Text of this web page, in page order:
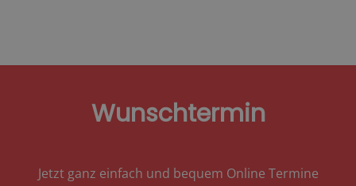
Wunschtermin
Jetzt ganz einfach und bequem Online Termine